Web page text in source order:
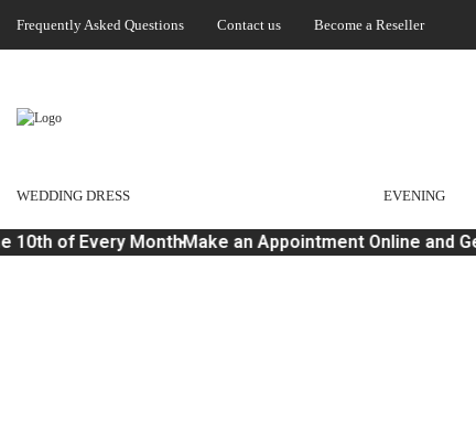
Frequently Asked Questions Contact us Become a Reseller
WEDDING DRESS EVENING
10th of Every MonthMake an Appointment Online and